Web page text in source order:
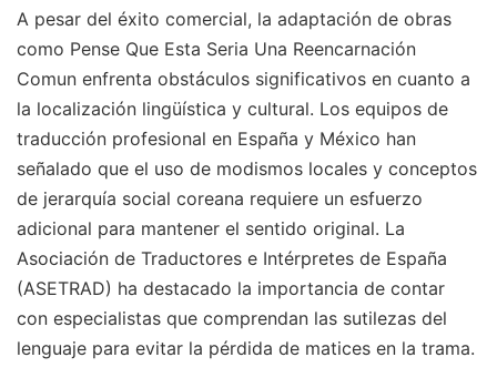
A pesar del éxito comercial, la adaptación de obras
como Pense Que Esta Seria Una Reencarnación
Comun enfrenta obstáculos significativos en cuanto a
la localización lingüística y cultural. Los equipos de
traducción profesional en España y México han
señalado que el uso de modismos locales y conceptos
de jerarquía social coreana requiere un esfuerzo
adicional para mantener el sentido original. La
Asociación de Traductores e Intérpretes de España
(ASETRAD) ha destacado la importancia de contar
con especialistas que comprendan las sutilezas del
lenguaje para evitar la pérdida de matices en la trama.